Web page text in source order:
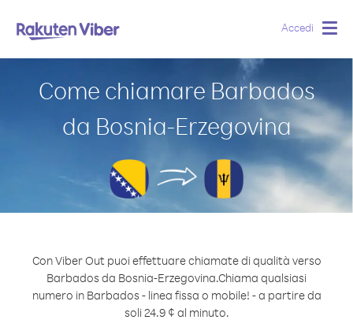
Accedi
Come chiamare Barbados
da Bosnia-Erzegovina
Con Viber Out puoi effettuare chiamate di qualità verso
Barbados da Bosnia-Erzegovina.Chiama qualsiasi
numero in Barbados - linea fissa o mobile! - a partire da
soli 24.9 ¢ al minuto.